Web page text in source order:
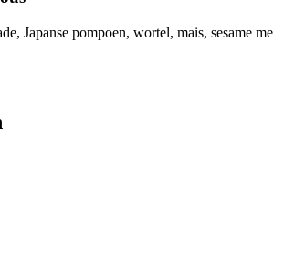
Japanse pompoen, wortel, mais, sesame me